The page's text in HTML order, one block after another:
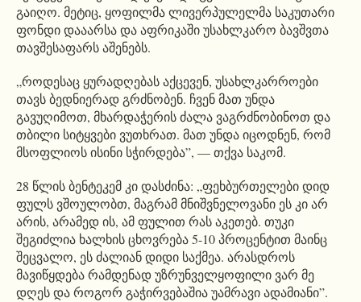
გაიღო. მეტიც, ყოფილმა ლივერპულელმა საკუთარი
ფონდი დააარსა და აფრიკაში უსახლკარო ბავშვთა
თავშესაფარს აშენებს.
„როდესაც ყურადღებას აქცევენ, უსახლკარროები
თავს ბედნიერად გრძნობენ. ჩვენ მათ უნდა
გავუღიმოთ, მხარდაჭერის ძალა ვაგრძნობინოთ და
თბილი სიტყვები ვუთხრათ. მათ უნდა იცოდნენ, რომ
მსოფლიოს ისინი სჭირდება”, — თქვა საკომ.
28 წლის ბენტეკემ კი დასძინა: „ფეხბურთელები დიდ
ფულს ვშოულობთ, მაგრამ მნიშვნელოვანი ეს კი არ
არის, არამედ ის, ამ ფულით რას აკეთებ. თუკი
შეგიძლია ხალხის ცხოვრება 5-10 პროცენტით მაინც
შეცვალო, ეს ძალიან დიდი საქმეა. არასდროს
მავიწყდება რამდენად უზრუნველყოფილი ვარ მე
დღეს და როგორ გაჭირვებაშია უამრავი ადამიანი”.